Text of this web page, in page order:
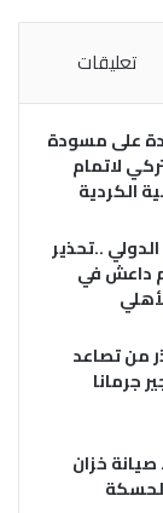
تعليقات
على مسودة
لاتمام
الكردية
..تحذير
داعش في
من تصاعد
جرمانا
صيانة خزان